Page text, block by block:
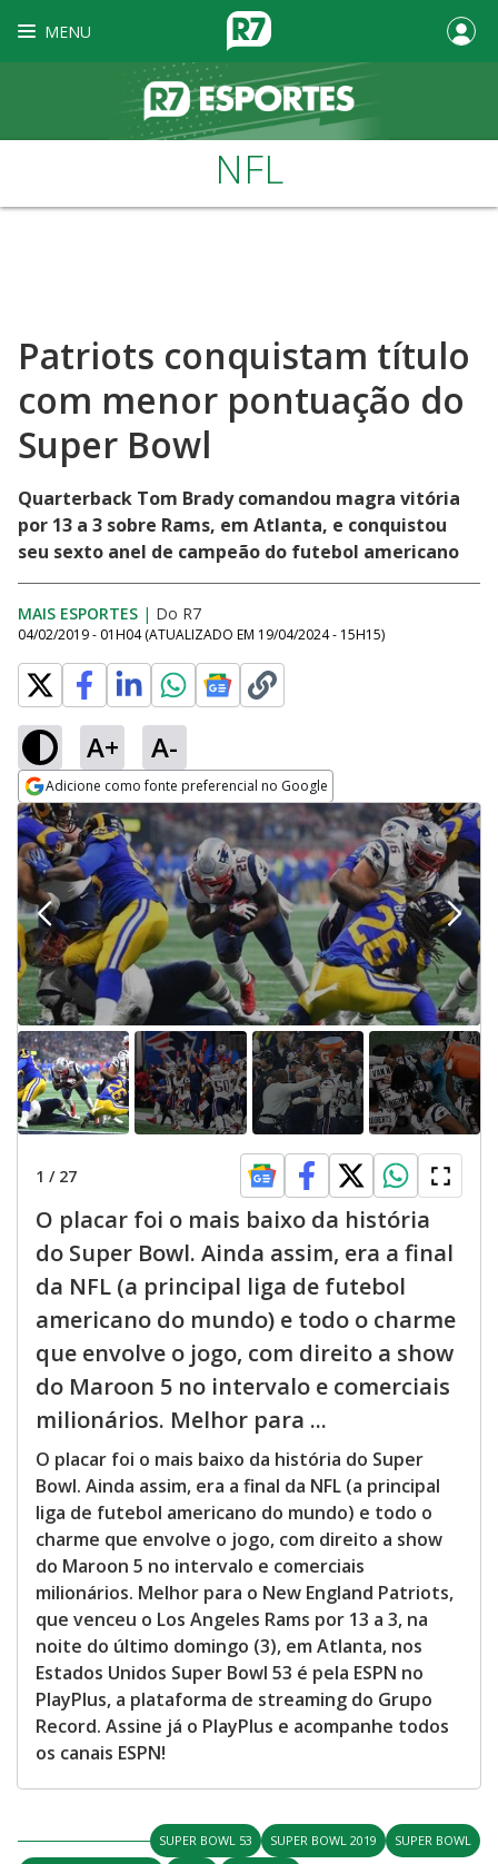
MENU
NFL
Patriots conquistam título
com menor pontuação do
Super Bowl
Quarterback Tom Brady comandou magra vitória
por 13 a 3 sobre Rams, em Atlanta, e conquistou
seu sexto anel de campeão do futebol americano
MAIS ESPORTES | Do R7
04/02/2019 - 01H04 (ATUALIZADO EM 19/04/2024 - 15H15)
A+ A-
Adicione como fonte preferencial no Google
Opens in new window
1 / 27
O placar foi o mais baixo da história
do Super Bowl. Ainda assim, era a final
da NFL (a principal liga de futebol
americano do mundo) e todo o charme
que envolve o jogo, com direito a show
do Maroon 5 no intervalo e comerciais
milionários. Melhor para ...
O placar foi o mais baixo da história do Super
Bowl. Ainda assim, era a final da NFL (a principal
liga de futebol americano do mundo) e todo o
charme que envolve o jogo, com direito a show
do Maroon 5 no intervalo e comerciais
milionários. Melhor para o New England Patriots,
que venceu o Los Angeles Rams por 13 a 3, na
noite do último domingo (3), em Atlanta, nos
Estados Unidos Super Bowl 53 é pela ESPN no
PlayPlus, a plataforma de streaming do Grupo
Record. Assine já o PlayPlus e acompanhe todos
os canais ESPN!
SUPER BOWL 53 SUPER BOWL 2019
SUPER BOWL